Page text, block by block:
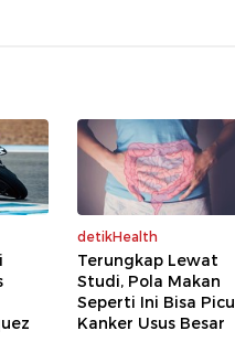
detikHealth
Terungkap Lewat
Studi, Pola Makan
Seperti Ini Bisa Picu
Kanker Usus Besar